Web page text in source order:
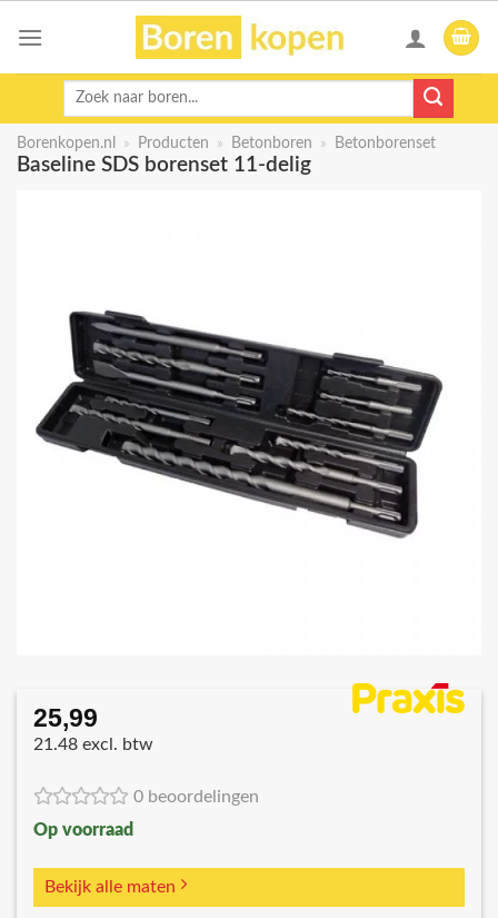
Zoeken
Borenkopen.nl » Producten » Betonboren » Betonborenset
Baseline SDS borenset 11-delig
25,99
21.48 excl. btw
0 beoordelingen
Op voorraad
Bekijk alle maten